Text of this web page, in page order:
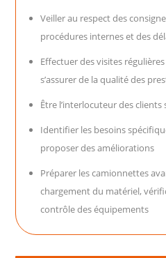
Veiller au respect des
procédures internes et des
Effectuer des visites
s’assurer de la qualité des
Être l’interlocuteur des clients
Identifier les besoins
proposer des améliorations
Préparer les camionnettes
chargement du matériel,
contrôle des équipements